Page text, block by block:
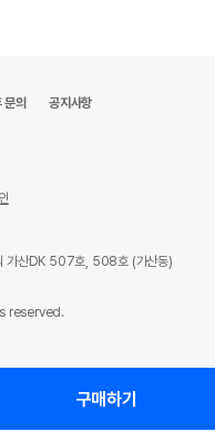
구매하기
문의 공지사항
가산DK 507호, 508호 (가산동)
reserved.